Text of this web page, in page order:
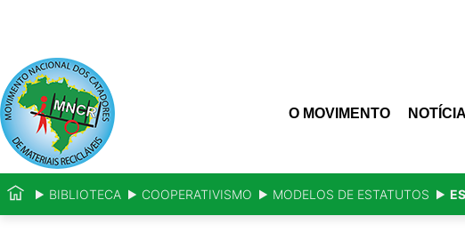
O MOVIMENTO
BIBLIOTECA COOPERATIVISMO MODELOS DE ESTATUTOS